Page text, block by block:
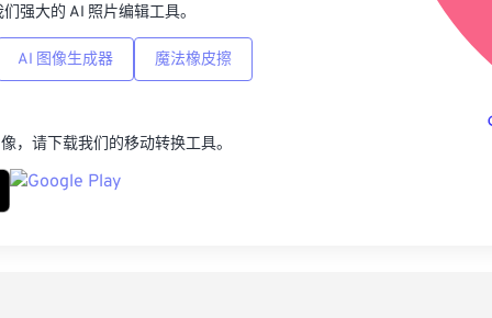
强大的 AI 照片编辑工具。
AI 图像生成器 魔法橡皮擦
，请下载我们的移动转换工具。